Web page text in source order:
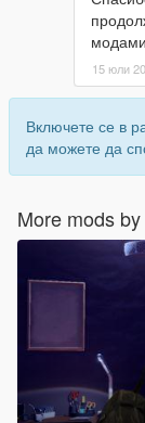
15 юли
Включете се в
да можете да
More mods by